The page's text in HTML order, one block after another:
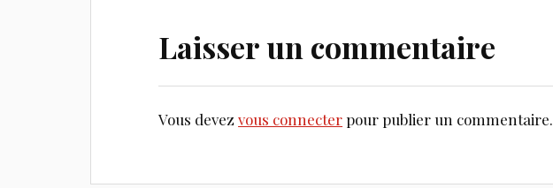
Laisser un commentaire
Vous devezvous connecterpour publier un commentaire.